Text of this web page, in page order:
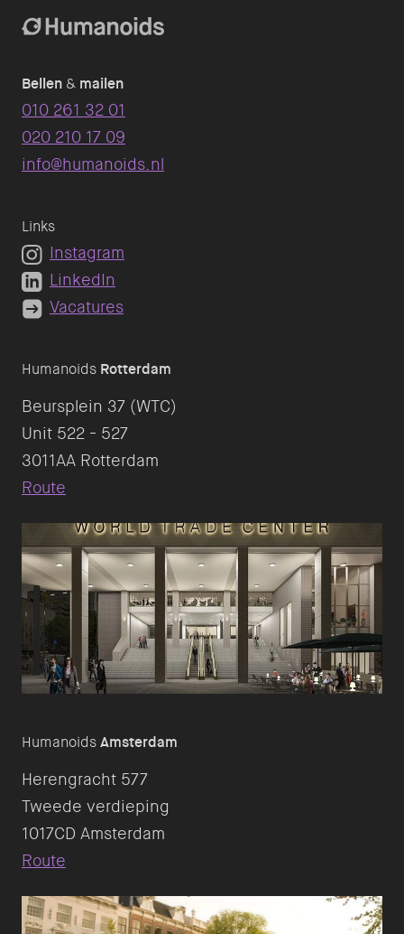
Humanoids Rotterdam
Beursplein 37 (WTC)
Unit 522 - 527
Route
HumanoidsAmsterdam
Herengracht 577
Tweede verdieping
Route
Bellen & mailen
010 261 32 01
020 210 17 09
info@humanoids.nl
Links
Instagram
LinkedIn
Vacatures